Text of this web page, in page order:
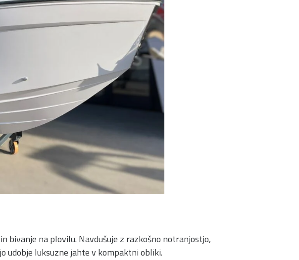
bivanje na plovilu. Navdušuje z razkošno notranjostjo,
udobje luksuzne jahte v kompaktni obliki.